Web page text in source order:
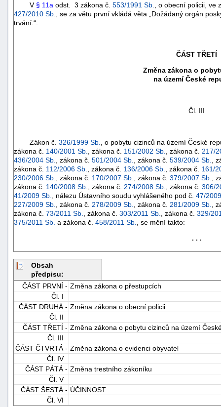
V § 11a odst. 3 zákona č. 553/1991 Sb.
, o obecní policii,
427/2010 Sb.
, se za větu první vkládá věta „Dožádaný orgán
trvání.“.
ČÁST TŘETÍ
Změna zákona o
na území České
Čl. III
Zákon č. 326/1999 Sb.
, o pobytu cizinců na území České
zákona č. 140/2001 Sb. , zákona č. 151/2002 Sb. , zákona č. 217/
436/2004 Sb.
, zákona č. 501/2004 Sb. , zákona č. 539/2004 Sb.
,
zákona č. 112/2006 Sb. , zákona č. 136/2006 Sb. , zákona č. 161/
230/2006 Sb.
, zákona č. 170/2007 Sb. , zákona č. 379/2007 Sb.
,
zákona č. 140/2008 Sb. , zákona č. 274/2008 Sb. , zákona č. 306/
41/2009 Sb.
, nálezu Ústavního soudu vyhlášeného pod č. 47/
227/2009 Sb.
, zákona č. 278/2009 Sb. , zákona č. 281/2009 Sb.
,
zákona č. 73/2011 Sb. , zákona č. 303/2011 Sb. , zákona č. 329/
375/2011 Sb. a zákona č. 458/2011 Sb.
, se mění takto:
. . .
Obsah
předpisu:
ČÁST PRVNÍ - Změna zákona o přestupcích
Čl. I
ČÁST DRUHÁ - Změna zákona o obecní policii
Čl. II
ČÁST TŘETÍ - Změna zákona o pobytu cizinců na území
Čl. III
ČÁST ČTVRTÁ - Změna zákona o evidenci obyvatel
Čl. IV
ČÁST PÁTÁ - Změna trestního zákoníku
Čl. V
ČÁST ŠESTÁ - ÚČINNOST
Čl. VI
náhrady